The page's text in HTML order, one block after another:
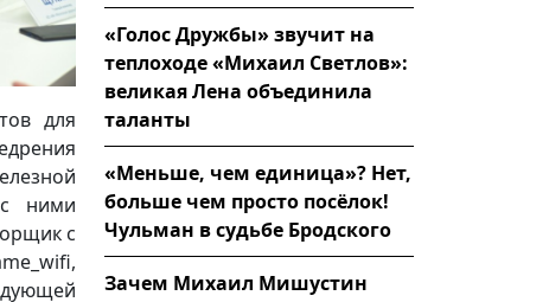
для
с ними
с
«Голос Дружбы» звучит на
теплоходе «Михаил Светлов»:
великая Лена объединила
таланты
«Меньше, чем единица»? Нет,
больше чем просто посёлок!
Чульман в судьбе Бродского
Зачем Михаил Мишустин